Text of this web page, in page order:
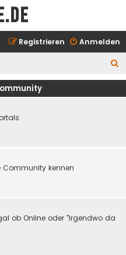
Anmelden
Registrieren
u
Community kennen
ob Online oder "irgendwo da